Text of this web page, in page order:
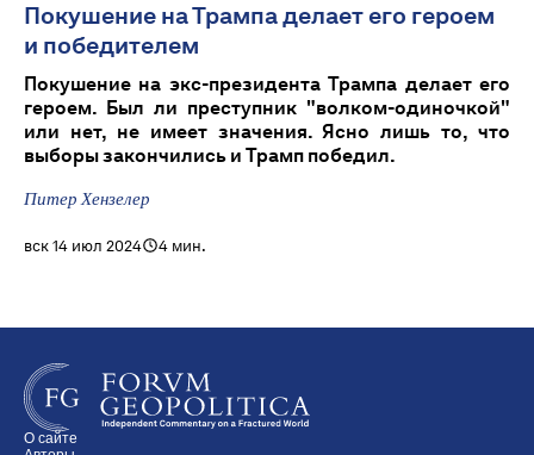
Покушение на Трампа делает его героем
и победителем
Покушение на экс-президента Трампа делает его
героем. Был ли преступник "волком-одиночкой"
или нет, не имеет значения. Ясно лишь то, что
выборы закончились и Трамп победил.
Питер Хензелер
вск 14 июл 2024 4 мин.
О сайте